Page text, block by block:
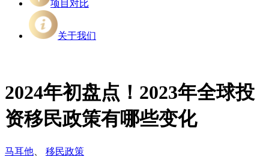
项目对比
关于我们
2024年初盘点！2023年全球投
资移民政策有哪些变化
马耳他
移民政策